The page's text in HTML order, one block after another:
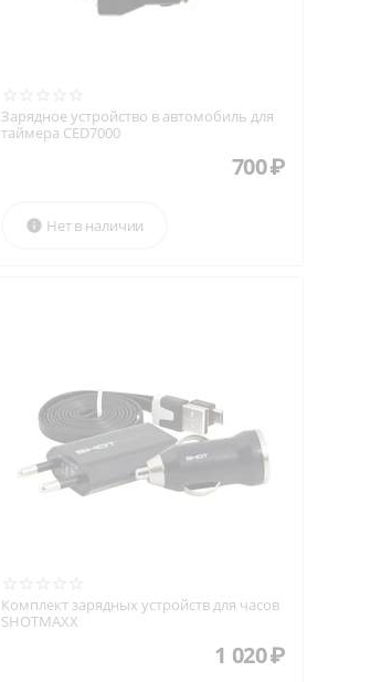
Зарядное устройство в автомобиль для
таймера CED7000
700₽
Нет в наличии

Комплект зарядных устройств для часов
SHOTMAXX
1 020₽